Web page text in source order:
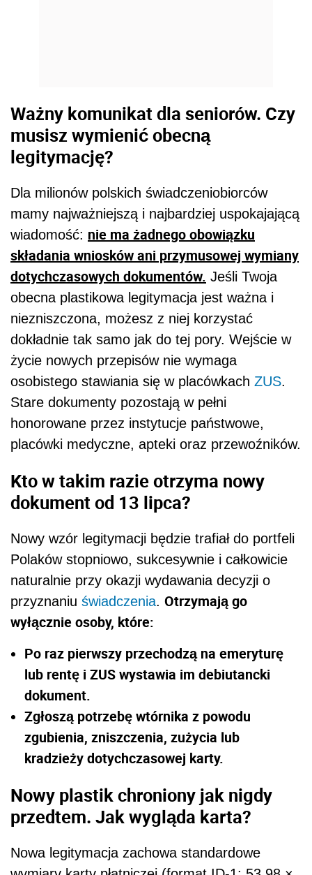
Ważny komunikat dla seniorów. Czy
musisz wymienić obecną
legitymację?
Dla milionów polskich świadczeniobiorców
mamy najważniejszą i najbardziej uspokajającą
wiadomość: nie ma żadnego obowiązku
składania wniosków ani przymusowej wymiany
dotychczasowych dokumentów. Jeśli Twoja
obecna plastikowa legitymacja jest ważna i
niezniszczona, możesz z niej korzystać
dokładnie tak samo jak do tej pory. Wejście w
życie nowych przepisów nie wymaga
osobistego stawiania się w placówkach ZUS.
Stare dokumenty pozostają w pełni
honorowane przez instytucje państwowe,
placówki medyczne, apteki oraz przewoźników.
Kto w takim razie otrzyma nowy
dokument od 13 lipca?
Nowy wzór legitymacji będzie trafiał do portfeli
Polaków stopniowo, sukcesywnie i całkowicie
naturalnie przy okazji wydawania decyzji o
przyznaniu świadczenia. Otrzymają go
wyłącznie osoby, które:
Po raz pierwszy przechodzą na emeryturę
lub rentę i ZUS wystawia im debiutancki
dokument.
Zgłoszą potrzebę wtórnika z powodu
zgubienia, zniszczenia, zużycia lub
kradzieży dotychczasowej karty.
Nowy plastik chroniony jak nigdy
przedtem. Jak wygląda karta?
Nowa legitymacja zachowa standardowe